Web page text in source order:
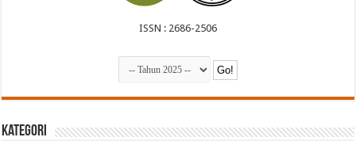
ISSN : 2686-2506
Kategori